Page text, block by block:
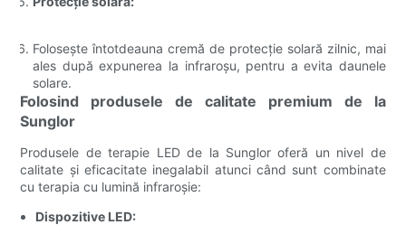
Folosește întotdeauna cremă de protecție solară zilnic, mai
ales după expunerea la infraroșu, pentru a evita daunele
solare.
Folosind produsele de calitate premium de la
Sunglor
Produsele de terapie LED de la Sunglor oferă un nivel de
calitate și eficacitate inegalabil atunci când sunt combinate
cu terapia cu lumină infraroșie:
Dispozitive LED: